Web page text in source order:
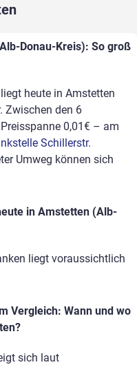
Donau-Kreis): So groß
heute in Amstetten
Zwischen den 6
0,01€ – am
Schillerstr.
Umweg können sich
in Amstetten (Alb-
liegt voraussichtlich
Vergleich: Wann und wo
sich laut